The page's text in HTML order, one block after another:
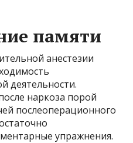
памяти
анестезии
деятельности.
наркоза порой
послеоперационного
упражнения.